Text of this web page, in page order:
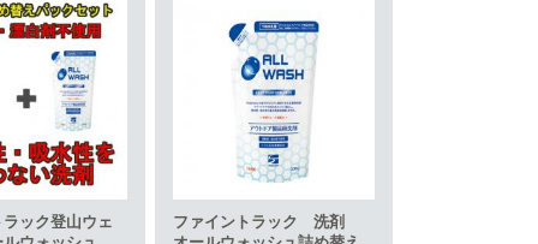
ック登山ウェ
ファイントラック 洗剤